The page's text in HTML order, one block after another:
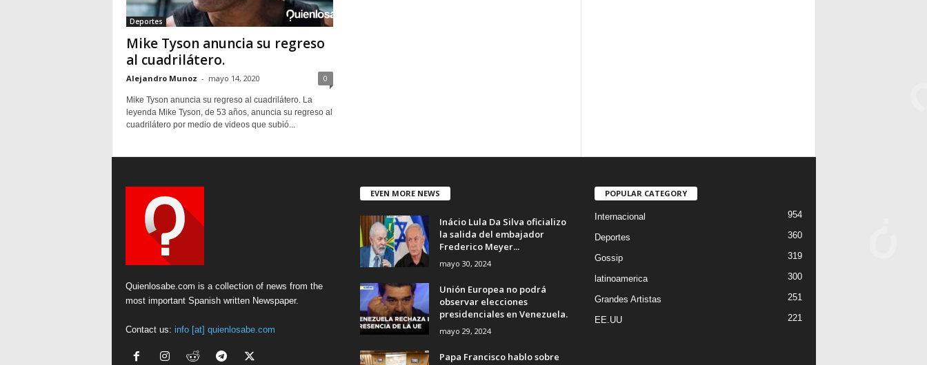
Deportes
Mike Tyson anuncia su regreso
al cuadrilátero.
Alejandro Munoz - mayo 14, 2020 0
Mike Tyson anuncia su regreso al cuadrilátero. La
leyenda Mike Tyson, de 53 años, anuncia su regreso al
cuadrilátero por medio de videos que subió...
Quienlosabe.com is a collection of news from the
most important Spanish written Newspaper.
Contact us: info [at] quienlosabe.com
EVEN MORE NEWS
Inácio Lula Da Silva oficializo
la salida del embajador
Frederico Meyer...
mayo 30, 2024
Unión Europea no podrá
observar elecciones
presidenciales en Venezuela.
mayo 29, 2024
Papa Francisco hablo sobre
POPULAR CATEGORY
Internacional 954
Deportes 360
Gossip 319
latinoamerica 300
Grandes Artistas 251
EE.UU 221